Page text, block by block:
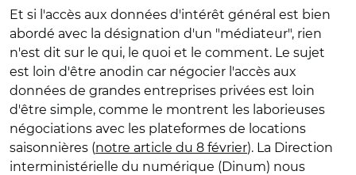
Et si l'accès aux données d'intérêt général est bien
abordé avec la désignation d'un "médiateur", rien
n'est dit sur le qui, le quoi et le comment. Le sujet
est loin d'être anodin car négocier l'accès aux
données de grandes entreprises privées est loin
d'être simple, comme le montrent les laborieuses
négociations avec les plateformes de locations
saisonnières (notre article du 8 février). La Direction
interministérielle du numérique (Dinum) nous